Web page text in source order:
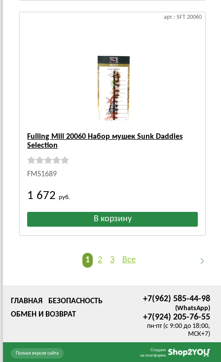
арт.: SFT 20060
Fulling Mill 20060 Набор мушек Sunk Daddies
Selection
FMS1689
1 672 руб.
1 2 3 Все
+7(962) 585-44-98
(WhatsApp)
+7(924) 205-76-55
пн-пт (с 9:00 до 18:00,
МСК+7)
ГЛАВНАЯ
БЕЗОПАСНОСТЬ
ОБМЕН И ВОЗВРАТ
Создано
на платформе
Полная версия сайта